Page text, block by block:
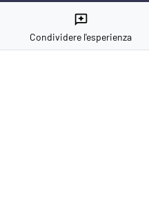
reviews
Condividere l'esperienza